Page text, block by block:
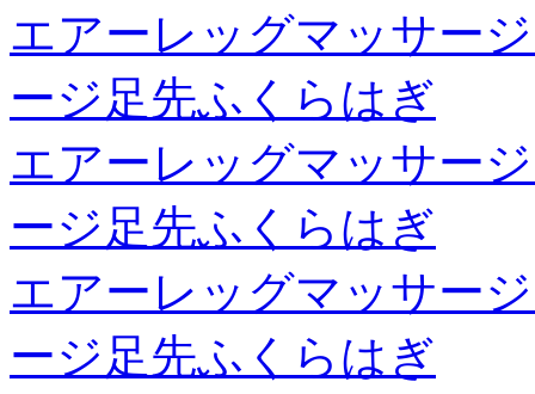
エアーレッグマッサー
ージ足先ふくらはぎ
エアーレッグマッサー
ージ足先ふくらはぎ
エアーレッグマッサー
ージ足先ふくらはぎ